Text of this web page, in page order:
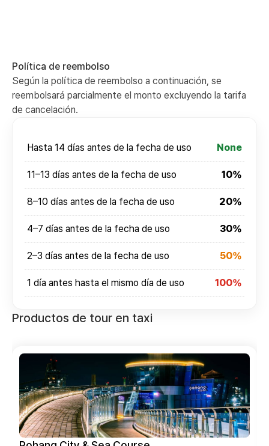
Política de reembolso
Según la política de reembolso a continuación, se
reembolsará parcialmente el monto excluyendo la tarifa
de cancelación.
Hasta 14 días antes de la fecha de uso None
11–13 días antes de la fecha de uso 10%
8–10 días antes de la fecha de uso 20%
4–7 días antes de la fecha de uso 30%
2–3 días antes de la fecha de uso 50%
1 día antes hasta el mismo día de uso 100%
Productos de tour en taxi